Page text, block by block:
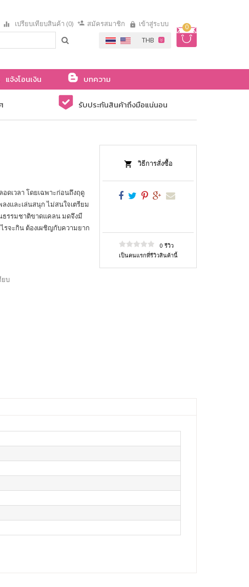
0
เปรียบเทียบสินค้า (0) สมัครสมาชิก เข้าสู่ระบบ
แจ้งโอนเงิน
บทความ
รับประกันสินค้าถึงมือแน่นอน
ดเวลา โดยเฉพาะก่อนถึงฤดู
งและเล่นสนุก ไม่สนใจเตรียม
ธรรมชาติขาดแคลน มดจึงมี
รจะกิน ต้องเผชิญกับความยาก
ยบ
วิธีการสั่งซื้อ
0 รีวิว
เป็นคนแรกที่รีวิวสินค้านี้